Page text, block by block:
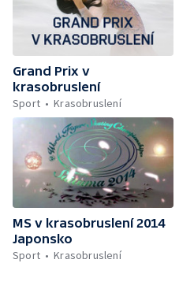
Grand Prix v
krasobruslení
Sport
Krasobruslení
MS v krasobruslení 2014
Japonsko
Sport
Krasobruslení